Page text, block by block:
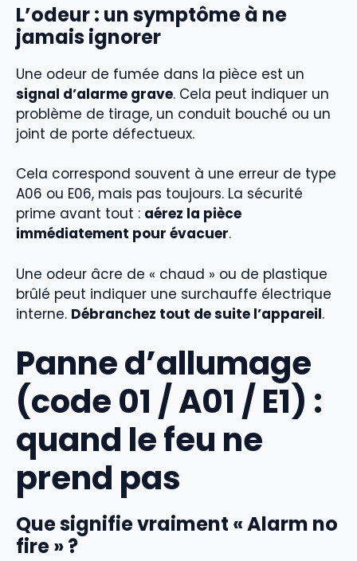
L’odeur : un symptôme à ne
jamais ignorer
Une odeur de fumée dans la pièce est un
signal d’alarme grave. Cela peut indiquer un
problème de tirage, un conduit bouché ou un
joint de porte défectueux.
Cela correspond souvent à une erreur de type
A06 ou E06, mais pas toujours. La sécurité
prime avant tout : aérez la pièce
immédiatement pour évacuer.
Une odeur âcre de « chaud » ou de plastique
brûlé peut indiquer une surchauffe électrique
interne. Débranchez tout de suite l’appareil.
Panne d’allumage
(code 01 / A01 / E1) :
quand le feu ne
prend pas
Que signifie vraiment « Alarm no
fire » ?